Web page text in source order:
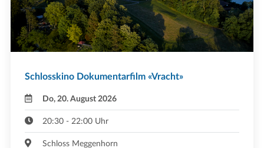
Schlosskino Dokumentarfilm «Vracht»
Do, 20. August 2026
20:30 - 22:00 Uhr
Schloss Meggenhorn